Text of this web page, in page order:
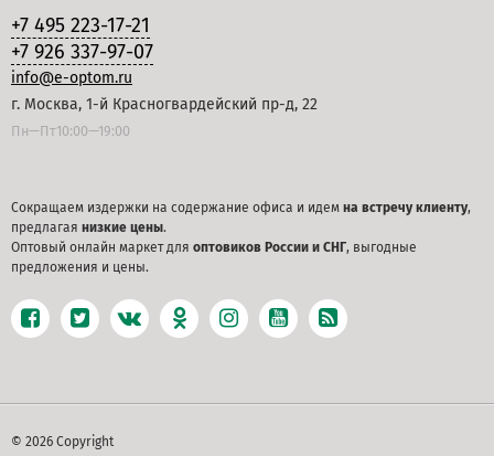
+7 495 223-17-21
+7 926 337-97-07
info@e-optom.ru
г. Москва, 1-й Красногвардейский пр-д, 22
Пн—Пт10:00—19:00
Сокращаем издержки на содержание офиса и идем на встречу клиенту,
предлагая низкие цены.
Оптовый онлайн маркет для оптовиков России и СНГ, выгодные
предложения и цены.
© 2026 Copyright